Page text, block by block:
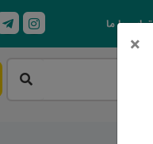
تماس با ما
×